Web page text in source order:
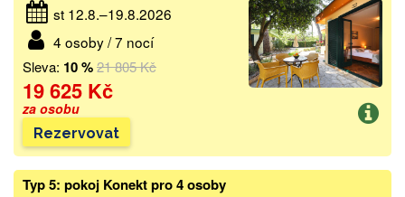
st 12.8.–19.8.2026
4 osoby / 7 nocí
Sleva: 10 %21 805 Kč
19 625 Kč
za osobu
Rezervovat
Typ 5: pokoj Konekt pro 4 osoby